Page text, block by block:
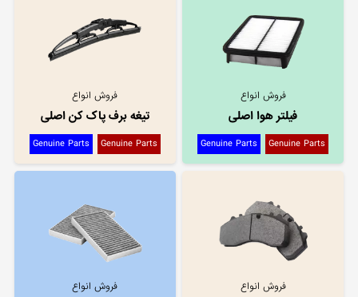
فروش انواع
فیلتر هوا اصلی
Genuine Parts
Genuine Parts
فروش انواع
تیغه برف پاک کن اصلی
Genuine Parts
Genuine Parts
فروش انواع فروش انواع